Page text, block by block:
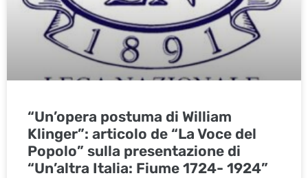
“Un’opera postuma di William
Klinger”: articolo de “La Voce del
Popolo” sulla presentazione di
“Un’altra Italia: Fiume 1724- 1924”